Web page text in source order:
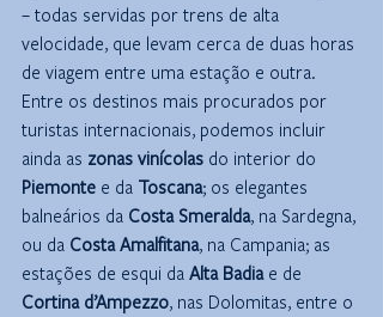
– todas servidas por trens de alta
velocidade, que levam cerca de duas horas
de viagem entre uma estação e outra.
Entre os destinos mais procurados por
turistas internacionais, podemos incluir
ainda as zonas vinícolas do interior do
Piemonte e da Toscana; os elegantes
balneários da Costa Smeralda, na Sardegna,
ou da Costa Amalfitana, na Campania; as
estações de esqui da Alta Badia e de
Cortina d’Ampezzo, nas Dolomitas, entre o